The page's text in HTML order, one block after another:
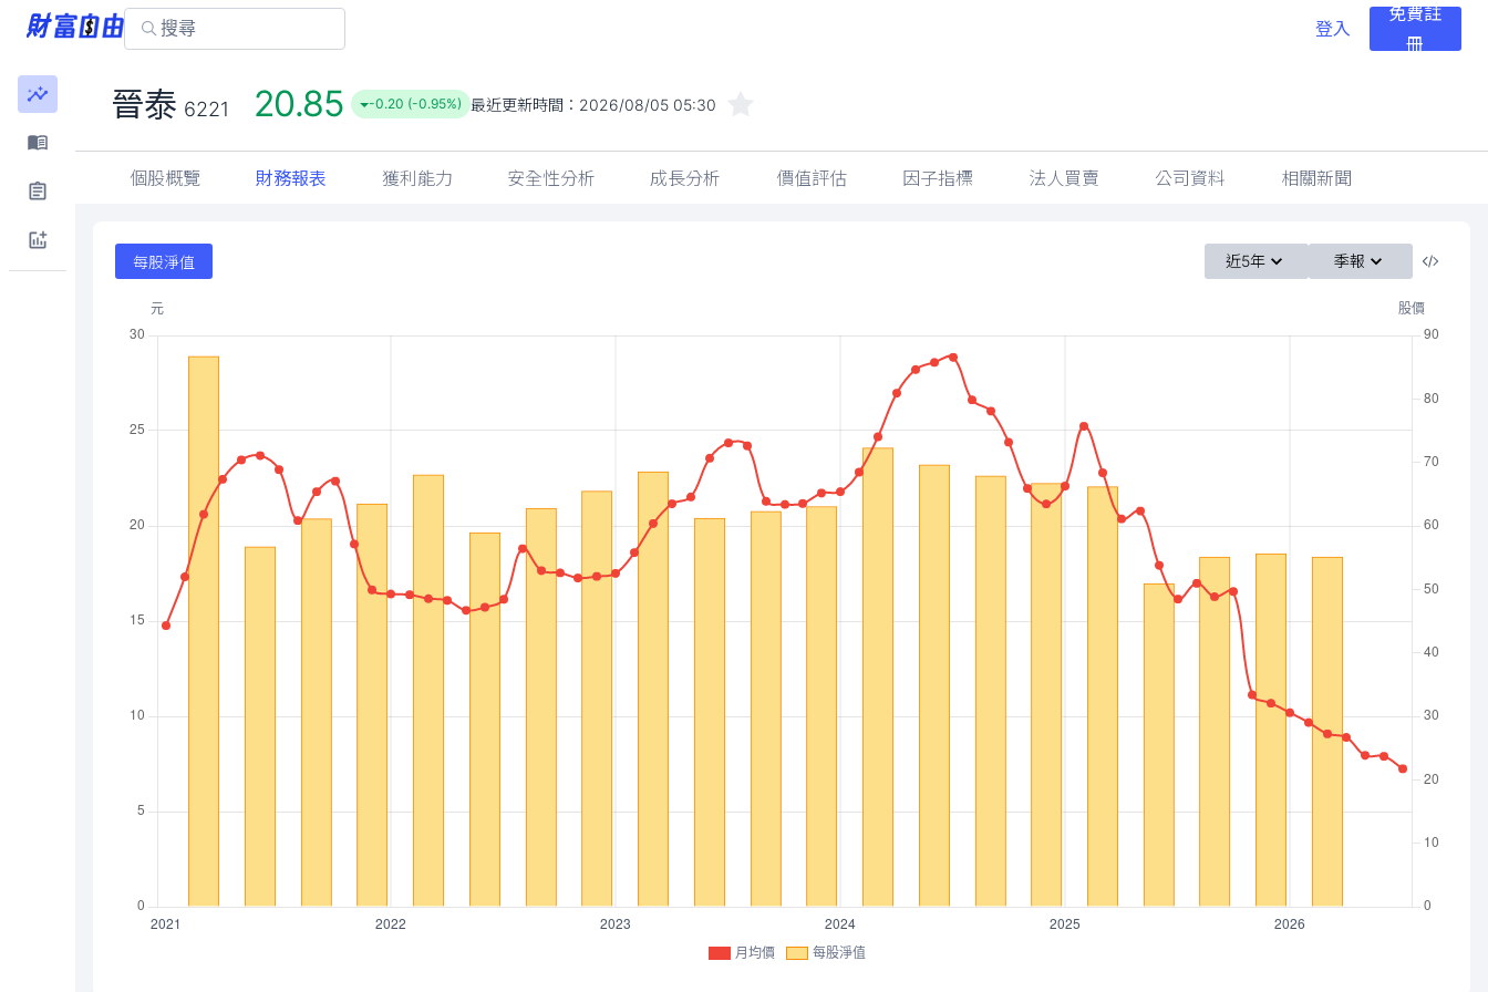
登入
免費註
冊
晉泰 6221 20.85 -0.20 (-0.95%) 最近更新時間： 2026/08/05 05:30
個股概覽 財務報表 獲利能力 安全性分析 成長分析 價值評估 因子指標 法人買賣 公司資料 相關新聞
每股淨值 近5年 季報
月均價 每股淨值